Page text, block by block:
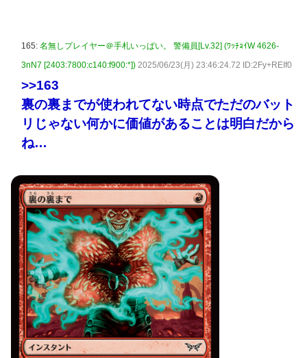
165: 名無しプレイヤー＠手札いっぱい。 警備員[Lv.32] (ﾜｯﾁｮｲW 4626-
3nN7 [2403:7800:c140:f900:*]) 2025/06/23(月) 23:46:24.72 ID:2Fy+REIf0
>>163
裏の裏までが使われてない時点でただのバット
リじゃない何かに価値があることは明白だから
ね…